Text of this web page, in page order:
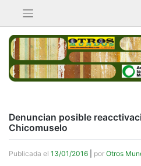
contenido
Denuncian posible
Chicomuselo
Publicada el 13/01/2016 por Otros